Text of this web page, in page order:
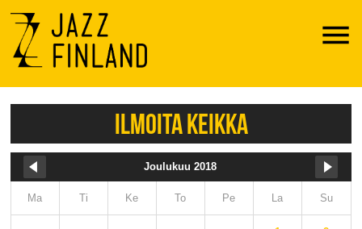
Menu
ILMOITA KEIKKA
Joulukuu 2018
Ma Ti Ke To Pe La Su